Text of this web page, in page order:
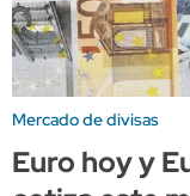
Mercado de divisas
Euro hoy y